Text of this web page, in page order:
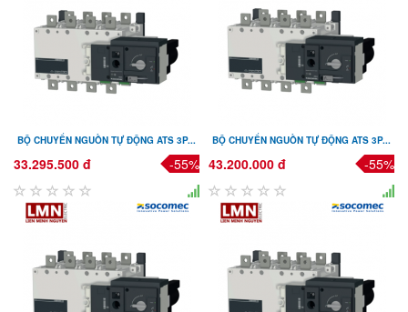
BỘ CHUYỂN NGUỒN TỰ ĐỘNG ATS 3P...
33.295.500 đ -55%
BỘ CHUYỂN NGUỒN TỰ ĐỘNG ATS 3P...
43.200.000 đ -55%